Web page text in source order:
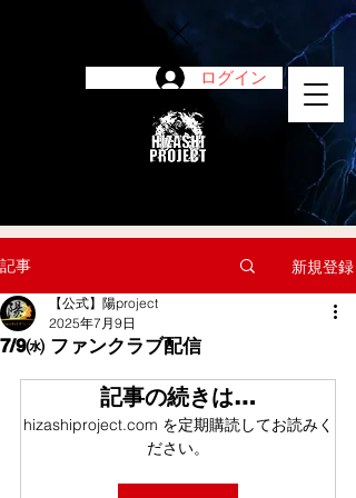
ログイン
記事 新規登録
7/9㈬ ファンクラブ配信
【公式】陽project
2025年7月9日
記事の続きは…
hizashiproject.com を定期購読してお読みく
ださい。